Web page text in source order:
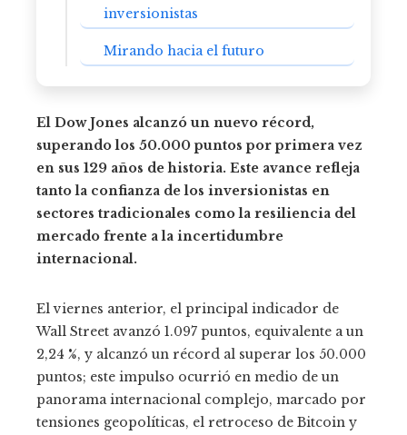
inversionistas
Mirando hacia el futuro
El Dow Jones alcanzó un nuevo récord,
superando los 50.000 puntos por primera vez
en sus 129 años de historia. Este avance refleja
tanto la confianza de los inversionistas en
sectores tradicionales como la resiliencia del
mercado frente a la incertidumbre
internacional.
El viernes anterior, el principal indicador de
Wall Street avanzó 1.097 puntos, equivalente a un
2,24 %, y alcanzó un récord al superar los 50.000
puntos; este impulso ocurrió en medio de un
panorama internacional complejo, marcado por
tensiones geopolíticas, el retroceso de Bitcoin y